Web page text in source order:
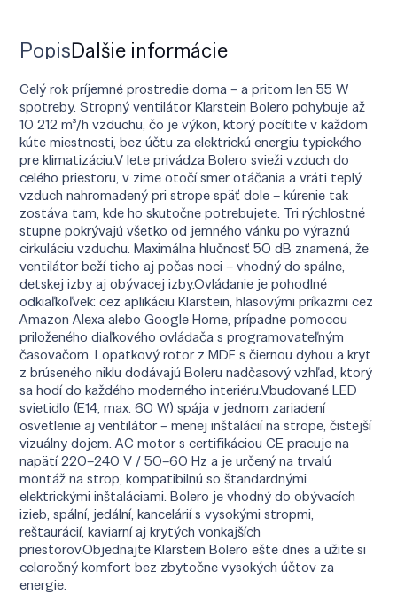
PopisĎalšie informácie
Celý rok príjemné prostredie doma – a pritom len 55 W
spotreby. Stropný ventilátor Klarstein Bolero pohybuje až
10 212 m³/h vzduchu, čo je výkon, ktorý pocítite v každom
kúte miestnosti, bez účtu za elektrickú energiu typického
pre klimatizáciu.V lete privádza Bolero svieži vzduch do
celého priestoru, v zime otočí smer otáčania a vráti teplý
vzduch nahromadený pri strope späť dole – kúrenie tak
zostáva tam, kde ho skutočne potrebujete. Tri rýchlostné
stupne pokrývajú všetko od jemného vánku po výraznú
cirkuláciu vzduchu. Maximálna hlučnosť 50 dB znamená, že
ventilátor beží ticho aj počas noci – vhodný do spálne,
detskej izby aj obývacej izby.Ovládanie je pohodlné
odkiaľkoľvek: cez aplikáciu Klarstein, hlasovými príkazmi cez
Amazon Alexa alebo Google Home, prípadne pomocou
priloženého diaľkového ovládača s programovateľným
časovačom. Lopatkový rotor z MDF s čiernou dyhou a kryt
z brúseného niklu dodávajú Boleru nadčasový vzhľad, ktorý
sa hodí do každého moderného interiéru.Vbudované LED
svietidlo (E14, max. 60 W) spája v jednom zariadení
osvetlenie aj ventilátor – menej inštalácií na strope, čistejší
vizuálny dojem. AC motor s certifikáciou CE pracuje na
napätí 220–240 V / 50–60 Hz a je určený na trvalú
montáž na strop, kompatibilnú so štandardnými
elektrickými inštaláciami. Bolero je vhodný do obývacích
izieb, spální, jedální, kancelárií s vysokými stropmi,
reštaurácií, kaviarní aj krytých vonkajších
priestorov.Objednajte Klarstein Bolero ešte dnes a užite si
celoročný komfort bez zbytočne vysokých účtov za
energie.